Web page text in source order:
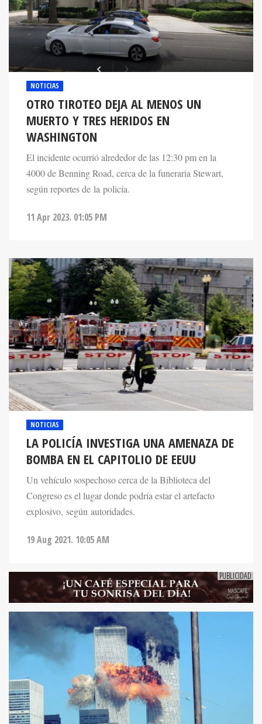
NOTICIAS
OTRO TIROTEO DEJA AL MENOS UN
MUERTO Y TRES HERIDOS EN
WASHINGTON
El incidente ocurrió alrededor de las 12:30 pm en la
4000 de Benning Road, cerca de la funeraria Stewart,
según reportes de la policía.
11 Apr 2023. 01:05 PM
NOTICIAS
LA POLICÍA INVESTIGA UNA AMENAZA DE
BOMBA EN EL CAPITOLIO DE EEUU
Un vehículo sospechoso cerca de la Biblioteca del
Congreso es el lugar donde podría estar el artefacto
explosivo, según autoridades.
19 Aug 2021. 10:05 AM